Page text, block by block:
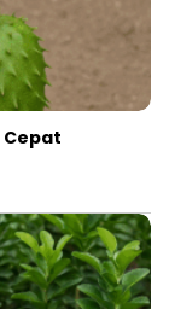
Cepat